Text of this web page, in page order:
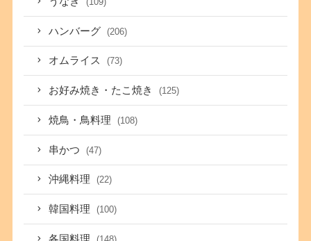
ハンバーグ (206)
オムライス (73)
お好み焼き・たこ焼き (125)
焼鳥・鳥料理 (108)
串かつ (47)
沖縄料理 (22)
韓国料理 (100)